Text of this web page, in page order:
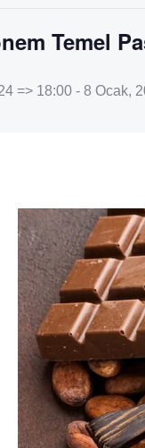
Temel
=> 18:00 - 8 Ocak,